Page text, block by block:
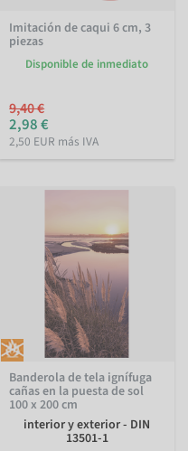
Imitación de caqui 6 cm, 3
piezas
Disponible de inmediato
9,40 €
2,98 €
2,50 EUR más IVA
Banderola de tela ignífuga
cañas en la puesta de sol
100 x 200 cm
interior y exterior - DIN
13501-1